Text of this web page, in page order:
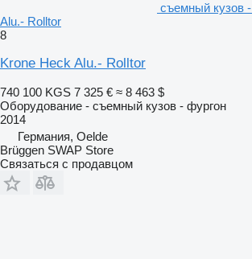
съемный кузов
Alu.- Rolltor
8
Krone Heck Alu.- Rolltor
740 100 KGS 7 325 € ≈ 8 463 $
Оборудование - съемный кузов - фургон
2014
Германия, Oelde
Brüggen SWAP Store
Связаться с продавцом